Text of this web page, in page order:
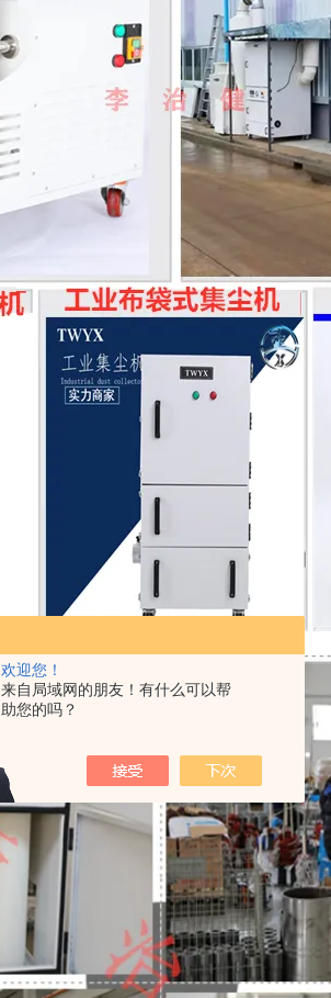
欢迎您！
来自局域网的朋友！有什么可以帮
助您的吗？